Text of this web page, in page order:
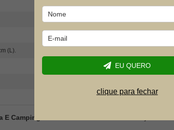
(L).
Camping Azul - Nautika + Refil Gás + Maçarico
EU QUERO
clique para fechar